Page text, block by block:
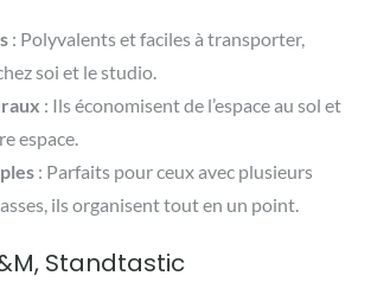
: Polyvalents et faciles à transporter,
soi et le studio.
: Ils économisent de l’espace au sol et
espace.
: Parfaits pour ceux avec plusieurs
ils organisent tout en un point.
Standtastic